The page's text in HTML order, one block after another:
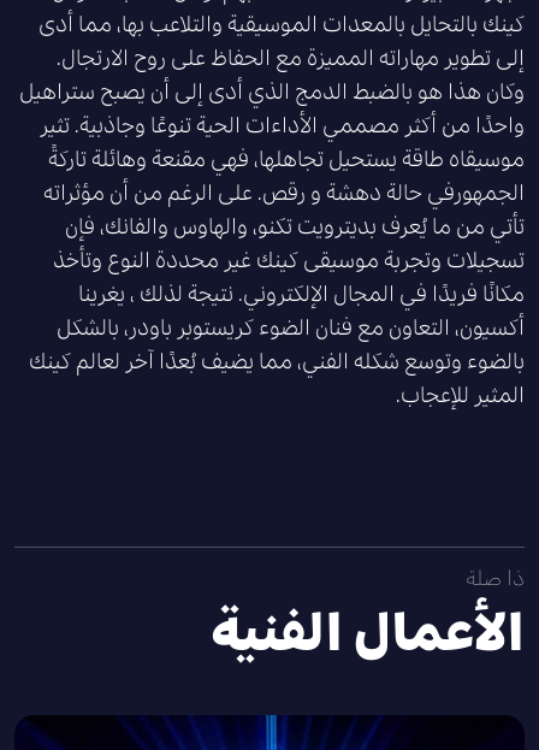
كينك بالتحايل بالمعدات الموسيقية والتلاعب بها، مما أدى
إلى تطوير مهاراته المميزة مع الحفاظ على روح الارتجال.
وكان هذا هو بالضبط الدمج الذي أدى إلى أن يصبح ستراهيل
واحدًا من أكثر مصممي الأداءات الحية تنوعًا وجاذبية. تثير
موسيقاه طاقة يستحيل تجاهلها، فهي مقنعة وهائلة تاركةً
الجمهورفي حالة دهشة و رقص. على الرغم من أن مؤثراته
تأتي من ما يُعرف بديترويت تكنو، والهاوس والفانك، فإن
تسجيلات وتجربة موسيقى كينك غير محددة النوع وتأخذ
مكانًا فريدًا في المجال الإلكتروني. نتيجة لذلك ، يغرينا
أكسيون، التعاون مع فنان الضوء كريستوبر باودر، بالشكل
بالضوء وتوسع شكله الفني، مما يضيف بُعدًا آخر لعالم كينك
المثير للإعجاب.
ذا صلة
الأعمال الفنية